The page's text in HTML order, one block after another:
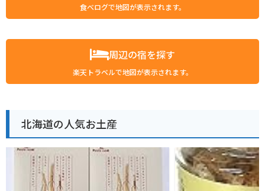
食べログで地図が表示されます。
周辺の宿を探す
楽天トラベルで地図が表示されます。
北海道の人気お土産